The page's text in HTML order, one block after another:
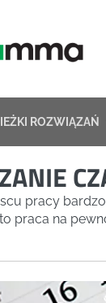
ROZWIĄZAŃ
pracy
praca na